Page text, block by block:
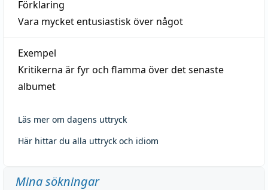
Förklaring
Vara mycket entusiastisk över något
Exempel
Kritikerna är fyr och flamma över det senaste
albumet
Läs mer om dagens uttryck
Här hittar du alla uttryck och idiom
Mina sökningar